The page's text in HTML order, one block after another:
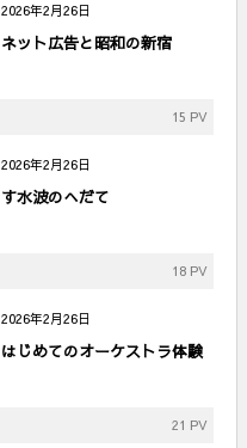
2026年2月26日
ネット広告と昭和の新宿
15 PV
2026年2月26日
す水波のへだて
18 PV
2026年2月26日
はじめてのオーケストラ体験
21 PV